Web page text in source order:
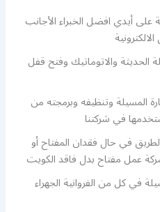
أيدي افضل الخبراء الأجانب
الحديثة والاتوماتيك وفتح قفل
المسيلة وتنظيفه وبرمجته من
في شركتنا
في حال فقدان المفتاح أو
عمل مفتاح بدل فاقد الكويت
في كل من الفروانية الجهراء